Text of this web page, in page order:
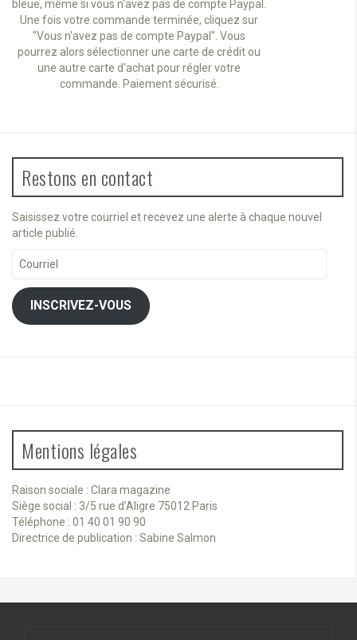
bleue, même si vous n'avez pas de compte Paypal.
Une fois votre commande terminée, cliquez sur
"Vous n'avez pas de compte Paypal". Vous
pourrez alors sélectionner une carte de crédit ou
une autre carte d'achat pour régler votre
commande. Paiement sécurisé.
Restons en contact
Saisissez votre courriel et recevez une alerte à chaque nouvel
article publié.
INSCRIVEZ-VOUS
Mentions légales
Raison sociale : Clara magazine
Siège social : 3/5 rue d’Aligre 75012 Paris
Téléphone : 01 40 01 90 90
Directrice de publication : Sabine Salmon